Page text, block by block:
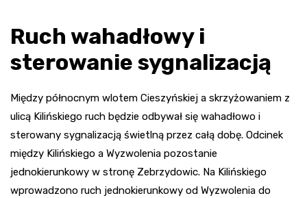
Ruch wahadłowy i
sterowanie sygnalizacją
Między północnym wlotem Cieszyńskiej a skrzyżowaniem z
ulicą Kilińskiego ruch będzie odbywał się wahadłowo i
sterowany sygnalizacją świetlną przez całą dobę. Odcinek
między Kilińskiego a Wyzwolenia pozostanie
jednokierunkowy w stronę Zebrzydowic. Na Kilińskiego
wprowadzono ruch jednokierunkowy od Wyzwolenia do